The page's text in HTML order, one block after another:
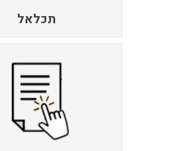
תכלאל